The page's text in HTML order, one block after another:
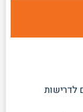
לדרישות